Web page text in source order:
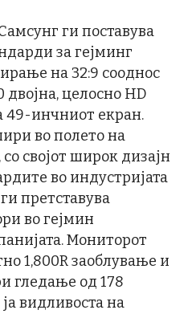
ги поставува
за гејминг
на 32:9 сооднос
двојна, целосно HD
49-инчниот екран.
во полето на
својот широк дизајн
во индустријата
претставува
во гејмин
Мониторот
1,800R заоблување и
гледање од 178
видливоста на